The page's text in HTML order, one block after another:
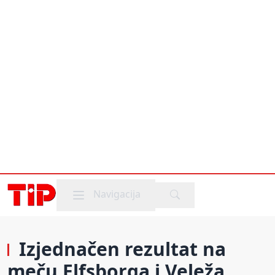
Mobile menu
Navigacija
Izjednačen rezultat na